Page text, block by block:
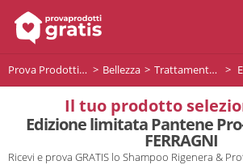
Prova Prodotti Gratis Bellezza Trattamento capelli
Il tuo prodotto
Edizione limitata Pantene
FERRAGNI
Ricevi e prova GRATIS lo Shampoo Rigenera &